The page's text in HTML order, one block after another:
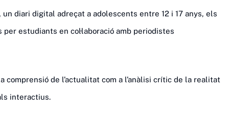
un diari digital adreçat a adolescents entre 12 i 17 anys, els
estudiants en col·laboració amb periodistes
de l’actualitat com a l’anàlisi crític de la realitat
interactius.